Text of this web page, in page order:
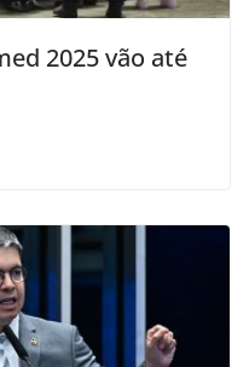
2025 vão até